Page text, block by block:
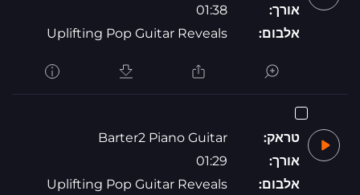
אורך:
01:38
אלבום:
Uplifting Pop Guitar Reveals
טראק:
Barter2 Piano Guitar
אורך:
01:29
אלבום:
Uplifting Pop Guitar Reveals